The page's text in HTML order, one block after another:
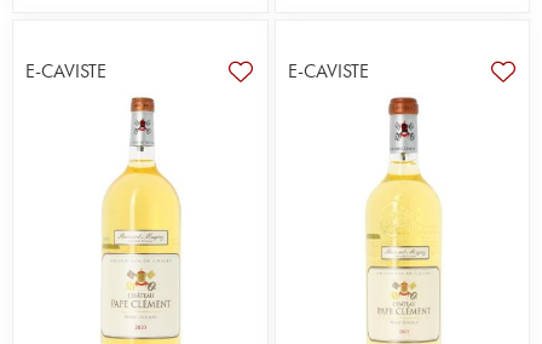
E-CAVISTE E-CAVISTE